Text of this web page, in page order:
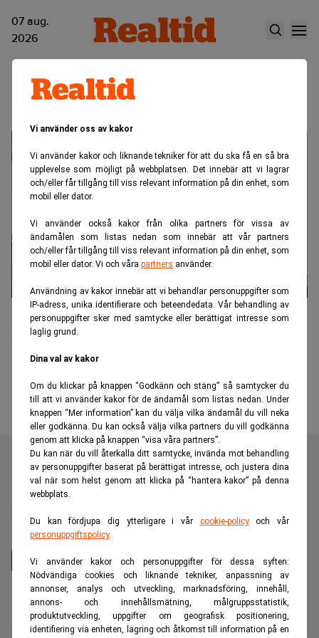
Vi använder oss av kakor
Vi använder kakor och liknande tekniker för att du ska få en så bra
upplevelse som möjligt på webbplatsen. Det innebär att vi lagrar
och/eller får tillgång till viss relevant information på din enhet, som
mobil eller dator.
Vi använder också kakor från olika partners för vissa av
ändamålen som listas nedan som innebär att vår partners
och/eller får tillgång till viss relevant information på din enhet, som
mobil eller dator. Vi och våra partners använder.
Användning av kakor innebär att vi behandlar personuppgifter som
IP-adress, unika identifierare och beteendedata. Vår behandling av
personuppgifter sker med samtycke eller berättigat intresse som
laglig grund.
Dina val av kakor
Om du klickar på knappen “Godkänn och stäng” så samtycker du
till att vi använder kakor för de ändamål som listas nedan. Under
knappen “Mer information” kan du välja vilka ändamål du vill neka
eller godkänna. Du kan också välja vilka partners du vill godkänna
genom att klicka på knappen “visa våra partners”.
Du kan när du vill återkalla ditt samtycke, invända mot behandling
av personuppgifter baserat på berättigat intresse, och justera dina
val när som helst genom att klicka på “hantera kakor” på denna
webbplats.
Du kan fördjupa dig ytterligare i vår cookie-policyoch vår
personuppgiftspolicy.
Vi använder kakor och personuppgifter för dessa syften:
Nödvändiga cookies och liknande tekniker, anpassning av
annonser, analys och utveckling, marknadsföring, innehåll,
annons- och innehållsmätning, målgruppsstatistik,
produktutveckling, uppgifter om geografisk positionering,
identifiering via enheten, lagring och åtkomst till information på en
07 aug.
2026
Snabbare
Miljonböter efter penningtvättsbrister
– tre spelbolag fälls
Realtid är en oberoende och kostnadsfri nyhetskanal för
dig som vill fördjupa dig inom finans- och
näringslivsnyheter.
Hantera prenumeration
Integritetspolicy för personuppgifter
Cookiepolicy